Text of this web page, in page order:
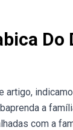
Do
a
com a